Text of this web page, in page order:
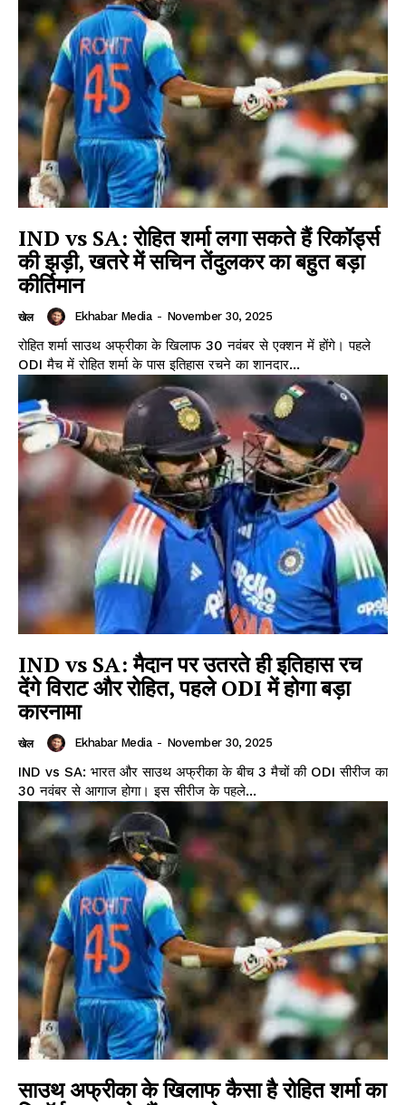
IND vs SA: रोहित शर्मा लगा सकते हैं रिकॉर्ड्स
की झड़ी, खतरे में सचिन तेंदुलकर का बहुत बड़ा
कीर्तिमान
खेल Ekhabar Media - November 30, 2025
रोहित शर्मा साउथ अफ्रीका के खिलाफ 30 नवंबर से एक्शन में होंगे। पहले
ODI मैच में रोहित शर्मा के पास इतिहास रचने का शानदार...
IND vs SA: मैदान पर उतरते ही इतिहास रच
देंगे विराट और रोहित, पहले ODI में होगा बड़ा
कारनामा
खेल Ekhabar Media - November 30, 2025
IND vs SA: भारत और साउथ अफ्रीका के बीच 3 मैचों की ODI सीरीज का
30 नवंबर से आगाज होगा। इस सीरीज के पहले...
साउथ अफ्रीका के खिलाफ कैसा है रोहित शर्मा का